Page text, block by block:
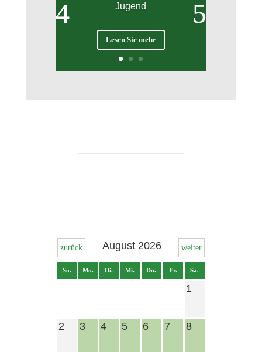
Jugend
Lesen Sie mehr
zurück August 2026 weiter
So. Mo. Di. Mi. Do. Fr. Sa.
1
2 3 4 5 6 7 8